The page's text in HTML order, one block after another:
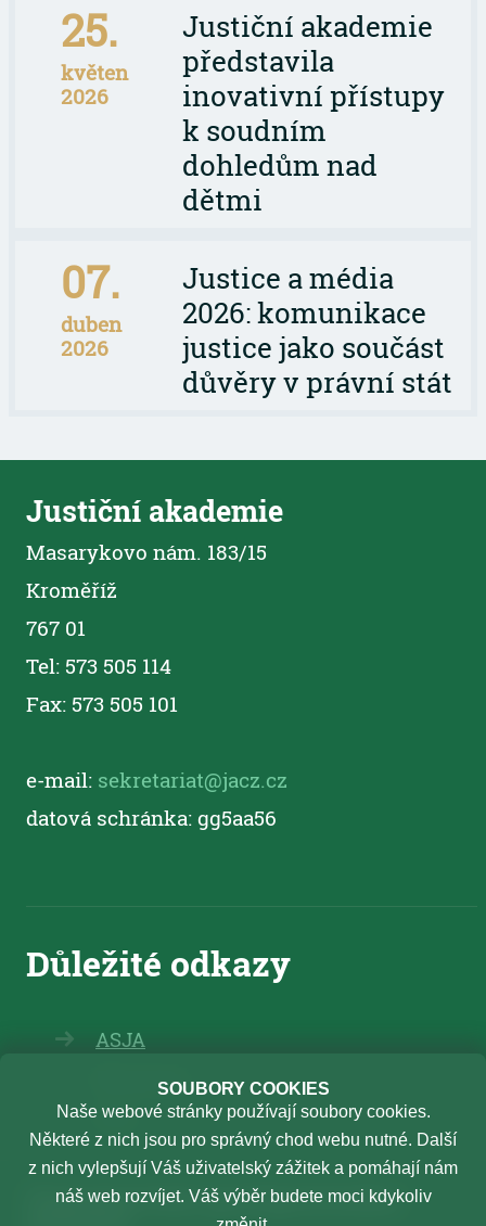
25.
květen
2026
Justiční akademie
představila
inovativní přístupy
k soudním
dohledům nad
dětmi
07.
duben
2026
Justice a média
2026: komunikace
justice jako součást
důvěry v právní stát
Justiční akademie
Masarykovo nám. 183/15
Kroměříž
767 01
Tel: 573 505 114
Fax: 573 505 101
e-mail: sekretariat@jacz.cz
datová schránka: gg5aa56
ASJA
Elearning
TSU
Oznamování protiprávního
SOUBORY COOKIES
Naše webové stránky používají soubory cookies.
Některé z nich jsou pro správný chod webu nutné. Další
z nich vylepšují Váš uživatelský zážitek a pomáhají nám
náš web rozvíjet. Váš výběr budete moci kdykoliv